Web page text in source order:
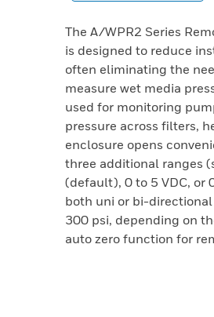
The A/WPR2 Series
is designed to reduce
often eliminating the
measure wet media
used for monitoring
pressure across filters,
enclosure opens
three additional ranges
(default), 0 to 5 VDC, or
both uni or bi-directional
300 psi, depending on
auto zero function for